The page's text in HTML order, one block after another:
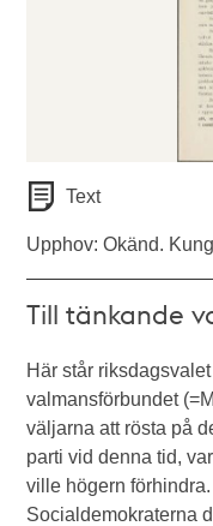
Text
Upphov: Okänd.
Till tänkande
Här står
valmansförbundet
väljarna att rösta på
parti vid denna tid,
ville högern
Socialdemokraterna